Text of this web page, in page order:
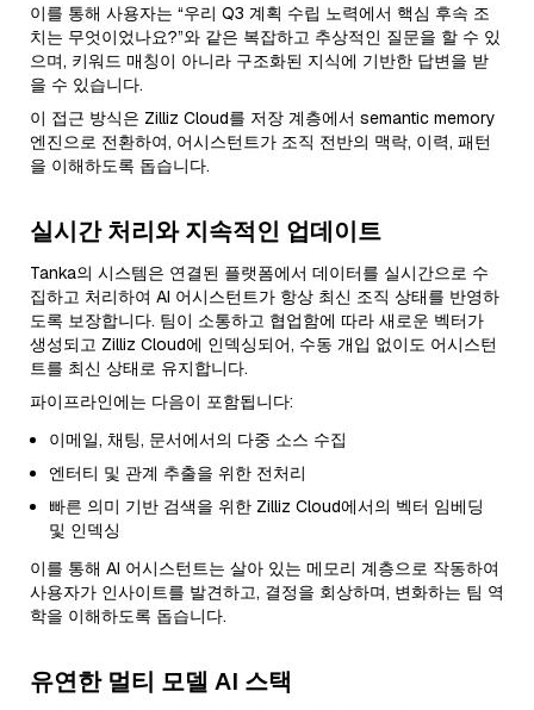
이를 통해 사용자는 “우리 Q3 계획 수립 노력에서 핵심 후속 조
치는 무엇이었나요?”와 같은 복잡하고 추상적인 질문을 할 수 있
으며, 키워드 매칭이 아니라 구조화된 지식에 기반한 답변을 받
을 수 있습니다.
이 접근 방식은 Zilliz Cloud를 저장 계층에서 semantic memory
엔진으로 전환하여, 어시스턴트가 조직 전반의 맥락, 이력, 패턴
을 이해하도록 돕습니다.
실시간 처리와 지속적인 업데이트
Tanka의 시스템은 연결된 플랫폼에서 데이터를 실시간으로 수
집하고 처리하여 AI 어시스턴트가 항상 최신 조직 상태를 반영하
도록 보장합니다. 팀이 소통하고 협업함에 따라 새로운 벡터가
생성되고 Zilliz Cloud에 인덱싱되어, 수동 개입 없이도 어시스턴
트를 최신 상태로 유지합니다.
파이프라인에는 다음이 포함됩니다:
이메일, 채팅, 문서에서의 다중 소스 수집
엔터티 및 관계 추출을 위한 전처리
빠른 의미 기반 검색을 위한 Zilliz Cloud에서의 벡터 임베딩
및 인덱싱
이를 통해 AI 어시스턴트는 살아 있는 메모리 계층으로 작동하여
사용자가 인사이트를 발견하고, 결정을 회상하며, 변화하는 팀 역
학을 이해하도록 돕습니다.
유연한 멀티 모델 AI 스택